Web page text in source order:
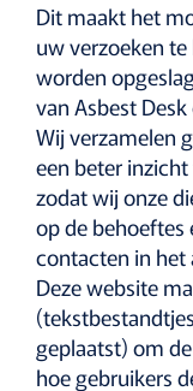
Dit maakt het
uw verzoeken
worden
van Asbest
Wij verzamelen
een beter
zodat wij onze
op de behoeftes
contacten in het
Deze website
geplaatst) om
hoe gebruikers